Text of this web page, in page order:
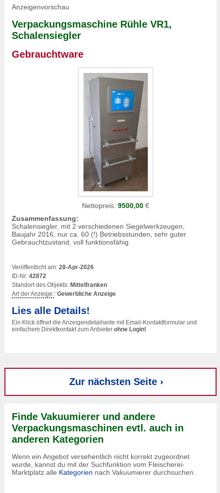
Anzeigenvorschau
Verpackungsmaschine Rühle VR1,
Schalensiegler
Gebrauchtware
Nettopreis: 9500,00€
Zusammenfassung:
Schalensiegler, mit 2 verschiedenen Siegelwerkzeugen,
Baujahr 2016, nur ca. 60 (!) Betriebsstunden, sehr guter
Gebrauchtzustand, voll funktionsfähig
Veröffentlicht am: 28-Apr-2026
ID-Nr: 42872
Standort des Objekts: Mittelfranken
Art der Anzeige:: Gewerbliche Anzeige
Lies alle Details!
Ein Klick öffnet die Anzeigendetailseite mit Email-Kontaktformular und
einfachem Direktkontakt zum Anbieter ohne Login!
Zur nächsten Seite ›
Finde Vakuumierer und andere
Verpackungsmaschinen evtl. auch in
anderen Kategorien
Wenn ein Angebot versehentlich nicht korrekt zugeordnet
wurde, kannst du mit der Suchfunktion vom Fleischerei-
Marktplatz alle Kategorien nach Vakuumierer durchsuchen.